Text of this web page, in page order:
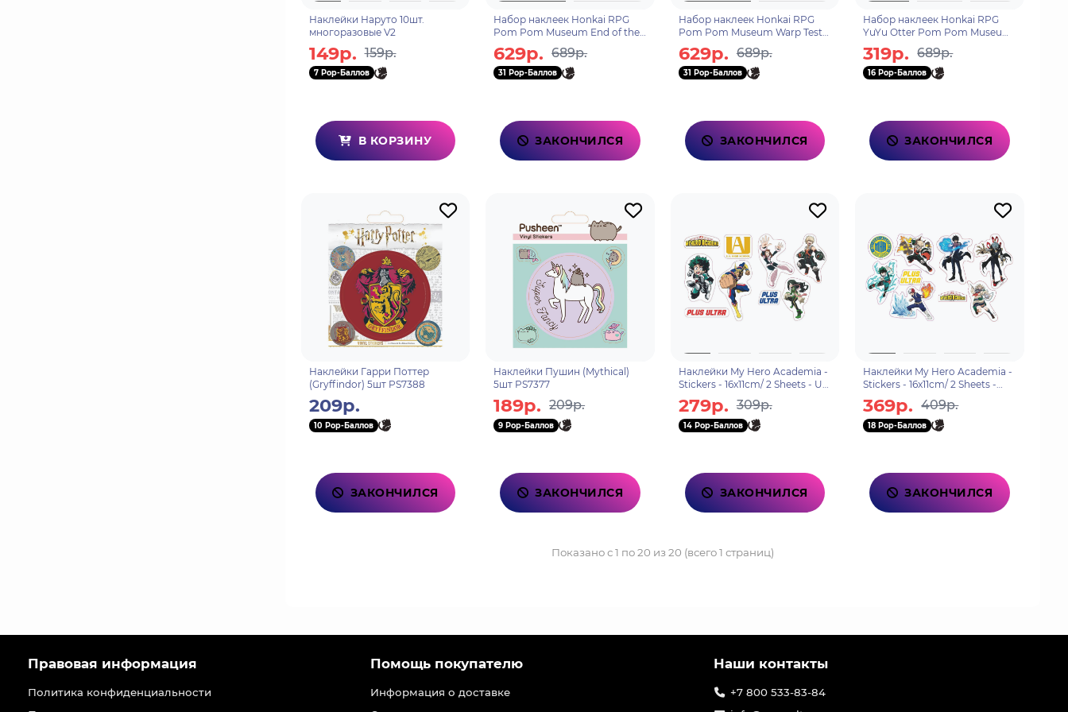
Наклейки Наруто 10шт.
многоразовые V2
149р. 159р.
7 Pop-Баллов
В КОРЗИНУ
Набор наклеек Honkai RPG
Pom Pom Museum End of the
629р. 689р.
31 Pop-Баллов
ЗАКОНЧИЛСЯ
Набор наклеек Honkai RPG
Pom Pom Museum Warp Test
629р. 689р.
31 Pop-Баллов
ЗАКОНЧИЛСЯ
Набор наклеек Honkai RPG
YuYu Otter Pom Pom Museum
319р. 689р.
16 Pop-Баллов
ЗАКОНЧИЛСЯ
Наклейки Гарри Поттер
(Gryffindor) 5шт PS7388
209р.
10 Pop-Баллов
ЗАКОНЧИЛСЯ
Наклейки Пушин (Mythical)
5шт PS7377
189р. 209р.
9 Pop-Баллов
ЗАКОНЧИЛСЯ
Наклейки My Hero Academia -
Stickers - 16x11cm/ 2 Sheets - UA
High School X5 ABYDCO508
279р. 309р.
14 Pop-Баллов
ЗАКОНЧИЛСЯ
Наклейки My Hero Academia -
Stickers - 16x11cm/ 2 Sheets -
Heroes Villains X5 ABYDCO744
369р. 409р.
18 Pop-Баллов
ЗАКОНЧИЛСЯ
Показано с 1 по 20 из 20 (всего 1 страниц)
Правовая информация
Политика конфиденциальности
Помощь покупателю
Информация о доставке
Наши контакты
+7 800 533-83-84